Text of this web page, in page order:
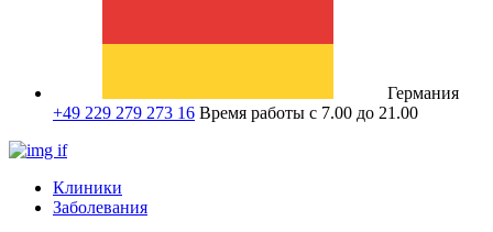
Германия
+49 229 279 273 16 Время работы с 7.00 до 21.00
Клиники
Заболевания